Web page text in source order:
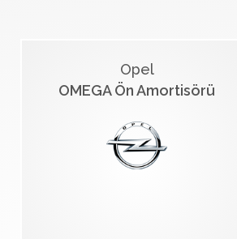
Opel
OMEGA Ön Amortisörü